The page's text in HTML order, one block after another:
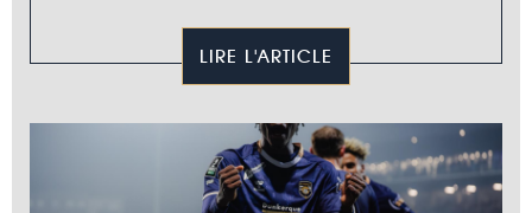
LIRE L'ARTICLE